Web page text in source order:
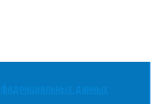
данных